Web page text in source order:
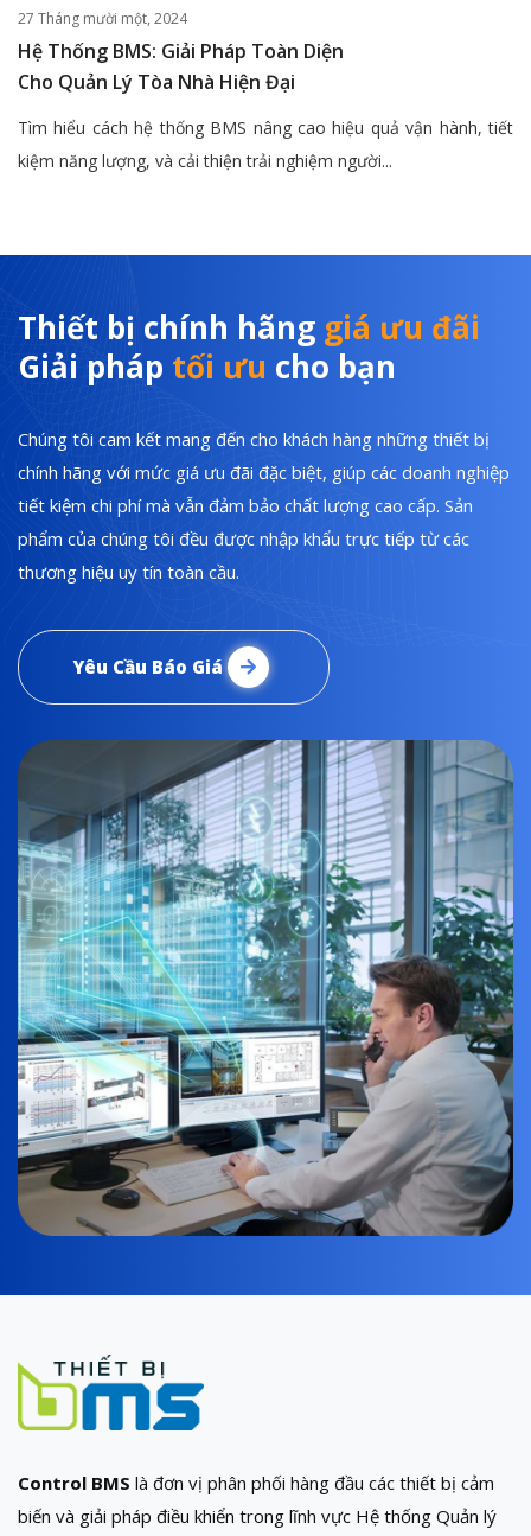
27 Tháng mười một, 2024
Hệ Thống BMS: Giải Pháp Toàn Diện
Cho Quản Lý Tòa Nhà Hiện Đại
Tìm hiểu cách hệ thống BMS nâng cao hiệu quả vận hành, tiết
kiệm năng lượng, và cải thiện trải nghiệm người...
Thiết bị chính hãng giá ưu đãi
Giải pháp tối ưu cho bạn
Chúng tôi cam kết mang đến cho khách hàng những thiết bị
chính hãng với mức giá ưu đãi đặc biệt, giúp các doanh nghiệp
tiết kiệm chi phí mà vẫn đảm bảo chất lượng cao cấp. Sản
phẩm của chúng tôi đều được nhập khẩu trực tiếp từ các
thương hiệu uy tín toàn cầu.
Yêu Cầu Báo Giá
Control BMS là đơn vị phân phối hàng đầu các thiết bị cảm
biến và giải pháp điều khiển trong lĩnh vực Hệ thống Quản lý